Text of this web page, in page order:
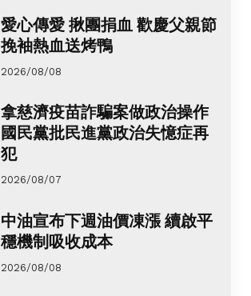
愛心傳愛 揪團捐血 歡慶父親節
挽袖熱血送烤鴨
2026/08/08
拿慈濟疫苗詐騙案做政治操作
國民黨批民進黨政治失憶症再
犯
2026/08/07
中油宣布下週油價凍漲 續啟平
穩機制吸收成本
2026/08/08